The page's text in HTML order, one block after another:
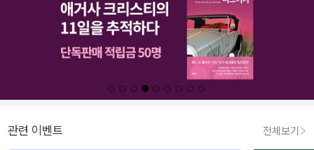
관련 이벤트 전체보기